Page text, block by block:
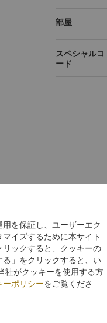
部屋
スペシャルコ
ード
を保証し、ユーザーエク
イズするために本サイト
ックすると、クッキーの
」をクリックすると、い
社がクッキーを使用する方
ーポリシーをご覧くださ